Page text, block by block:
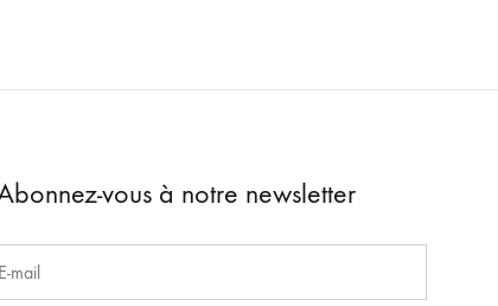
vous à notre newsletter